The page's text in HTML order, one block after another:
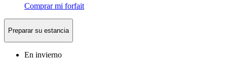
Comprar mi forfait
Preparar su estancia
En invierno